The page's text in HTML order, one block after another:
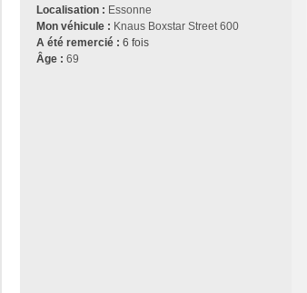
Localisation : Essonne
Mon véhicule : Knaus Boxstar Street 600
A été remercié : 6 fois
Âge : 69